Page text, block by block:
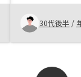
った。 ただ物
フォローにつ
納得できた。
30代後半 /